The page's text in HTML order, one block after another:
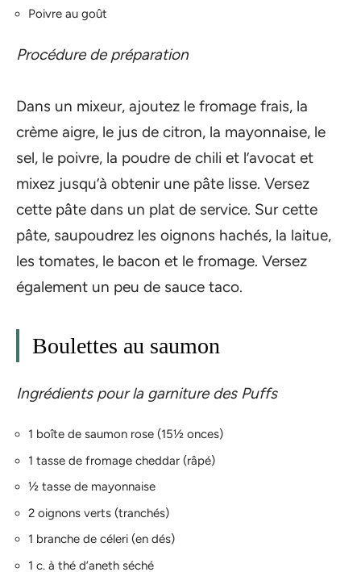
Poivre au goût
Procédure de préparation
Dans un mixeur, ajoutez le fromage frais, la
crème aigre, le jus de citron, la mayonnaise, le
sel, le poivre, la poudre de chili et l’avocat et
mixez jusqu’à obtenir une pâte lisse. Versez
cette pâte dans un plat de service. Sur cette
pâte, saupoudrez les oignons hachés, la laitue,
les tomates, le bacon et le fromage. Versez
également un peu de sauce taco.
Boulettes au saumon
Ingrédients pour la garniture des Puffs
1 boîte de saumon rose (15½ onces)
1 tasse de fromage cheddar (râpé)
½ tasse de mayonnaise
2 oignons verts (tranchés)
1 branche de céleri (en dés)
1 c. à thé d’aneth séché